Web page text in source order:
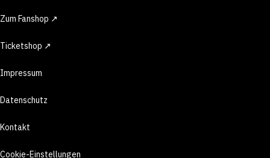
Zum Fanshop ↗
Ticketshop ↗
Impressum
Datenschutz
Kontakt
Cookie-Einstellungen